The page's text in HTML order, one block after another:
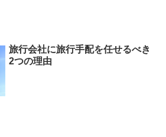
旅行会社に旅行手配を任せるべき
2つの理由